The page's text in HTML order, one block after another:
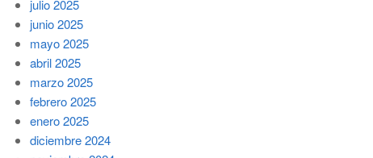
julio 2025
junio 2025
mayo 2025
abril 2025
marzo 2025
febrero 2025
enero 2025
diciembre 2024